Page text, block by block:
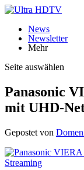
News
Newsletter
Mehr
Seite auswählen
Panasonic
mit UHD-
Gepostet von